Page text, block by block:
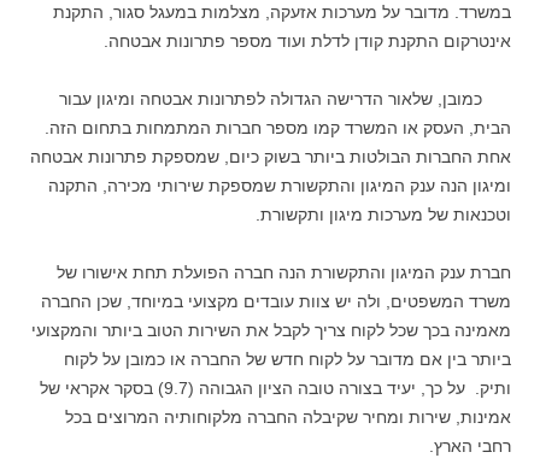
במשרד. מדובר על מערכות אזעקה, מצלמות במעגל סגור, התקנת
אינטרקום התקנת קודן לדלת ועוד מספר פתרונות אבטחה.
כמובן, שלאור הדרישה הגדולה לפתרונות אבטחה ומיגון עבור
הבית, העסק או המשרד קמו מספר חברות המתמחות בתחום הזה.
אחת החברות הבולטות ביותר בשוק כיום, שמספקת פתרונות אבטחה
ומיגון הנה ענק המיגון והתקשורת שמספקת שירותי מכירה, התקנה
וטכנאות של מערכות מיגון ותקשורת.
חברת ענק המיגון והתקשורת הנה חברה הפועלת תחת אישורו של
משרד המשפטים, ולה יש צוות עובדים מקצועי במיוחד, שכן החברה
מאמינה בכך שכל לקוח צריך לקבל את השירות הטוב ביותר והמקצועי
ביותר בין אם מדובר על לקוח חדש של החברה או כמובן על לקוח
ותיק. על כך, יעיד בצורה טובה הציון הגבוהה (9.7) בסקר אקראי של
אמינות, שירות ומחיר שקיבלה החברה מלקוחותיה המרוצים בכל
רחבי הארץ.